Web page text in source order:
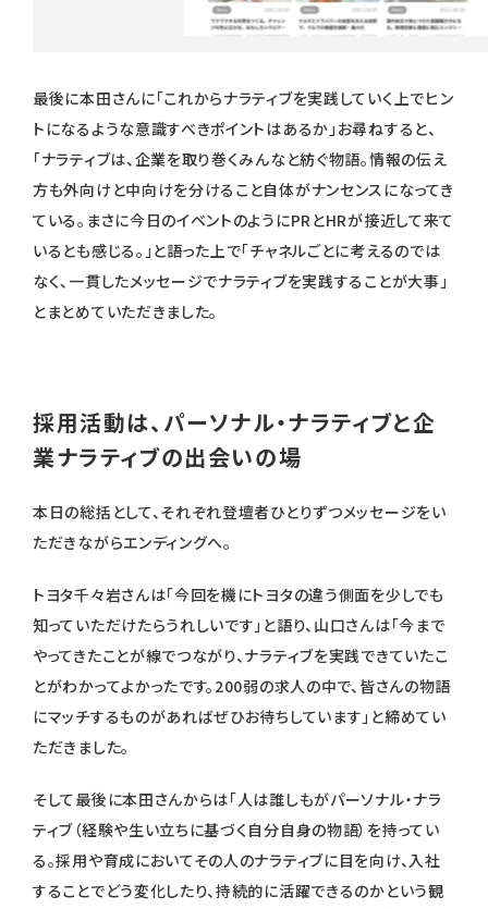
最後に本田さんに「これからナラティブを実践していく上でヒン
トになるような意識すべきポイントはあるか」お尋ねすると、
「ナラティブは、企業を取り巻くみんなと紡ぐ物語。情報の伝え
方も外向けと中向けを分けること自体がナンセンスになってき
ている。まさに今日のイベントのようにPRとHRが接近して来て
いるとも感じる。」と語った上で「チャネルごとに考えるのでは
なく、一貫したメッセージでナラティブを実践することが大事」
とまとめていただきました。
採用活動は、パーソナル・ナラティブと企
業ナラティブの出会いの場
本日の総括として、それぞれ登壇者ひとりずつメッセージをい
ただきながらエンディングへ。
トヨタ千々岩さんは「今回を機にトヨタの違う側面を少しでも
知っていただけたらうれしいです」と語り、山口さんは「今まで
やってきたことが線でつながり、ナラティブを実践できていたこ
とがわかってよかったです。200弱の求人の中で、皆さんの物語
にマッチするものがあればぜひお待ちしています」と締めてい
ただきました。
そして最後に本田さんからは「人は誰しもがパーソナル・ナラ
ティブ（経験や生い立ちに基づく自分自身の物語）を持ってい
る。採用や育成においてその人のナラティブに目を向け、入社
することでどう変化したり、持続的に活躍できるのかという観